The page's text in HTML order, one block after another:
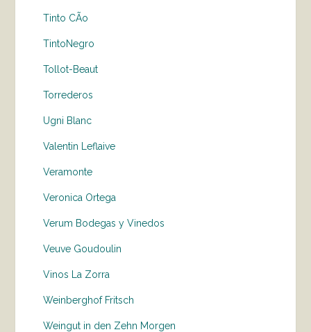
Tinto CÃo
TintoNegro
Tollot-Beaut
Torrederos
Ugni Blanc
Valentin Leflaive
Veramonte
Veronica Ortega
Verum Bodegas y Vinedos
Veuve Goudoulin
Vinos La Zorra
Weinberghof Fritsch
Weingut in den Zehn Morgen